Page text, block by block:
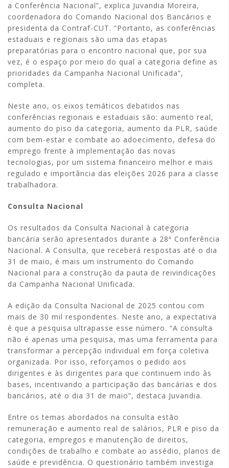
a Conferência Nacional”, explica Juvandia Moreira,
coordenadora do Comando Nacional dos Bancários e
presidenta da Contraf-CUT. “Portanto, as conferências
estaduais e regionais são uma das etapas
preparatórias para o encontro nacional que, por sua
vez, é o espaço por meio do qual a categoria define as
prioridades da Campanha Nacional Unificada”,
completa.
Neste ano, os eixos temáticos debatidos nas
conferências regionais e estaduais são: aumento real,
aumento do piso da categoria, aumento da PLR, saúde
com bem-estar e combate ao adoecimento, defesa do
emprego frente à implementação das novas
tecnologias, por um sistema financeiro melhor e mais
regulado e importância das eleições 2026 para a classe
trabalhadora.
Consulta Nacional
Os resultados da Consulta Nacional à categoria
bancária serão apresentados durante a 28ª Conferência
Nacional. A Consulta, que receberá respostas até o dia
31 de maio, é mais um instrumento do Comando
Nacional para a construção da pauta de reivindicações
da Campanha Nacional Unificada.
A edição da Consulta Nacional de 2025 contou com
mais de 30 mil respondentes. Neste ano, a expectativa
é que a pesquisa ultrapasse esse número. “A consulta
não é apenas uma pesquisa, mas uma ferramenta para
transformar a percepção individual em força coletiva
organizada. Por isso, reforçamos o pedido aos
dirigentes e às dirigentes para que continuem indo às
bases, incentivando a participação das bancárias e dos
bancários, até o dia 31 de maio”, destaca Juvandia.
Entre os temas abordados na consulta estão
remuneração e aumento real de salários, PLR e piso da
categoria, empregos e manutenção de direitos,
condições de trabalho e combate ao assédio, planos de
saúde e previdência. O questionário também investiga